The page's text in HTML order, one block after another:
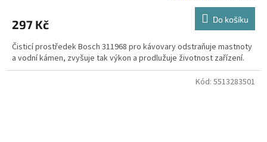
297 Kč Do košíku
Čisticí prostředek Bosch 311968 pro kávovary odstraňuje mastnoty
a vodní kámen, zvyšuje tak výkon a prodlužuje životnost zařízení.
Kód: 5513283501